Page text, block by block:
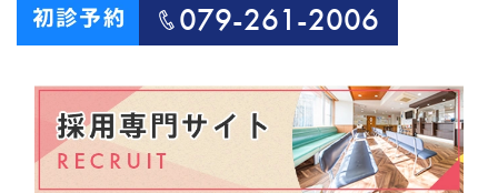
079-261-2006